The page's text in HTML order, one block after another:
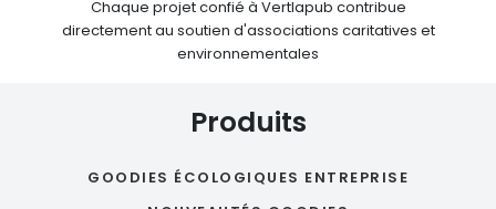
Chaque projet confié à Vertlapub contribue
directement au soutien d'associations caritatives et
environnementales
Produits
GOODIES ÉCOLOGIQUES ENTREPRISE